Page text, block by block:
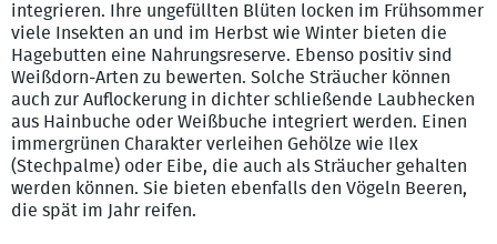
integrieren. Ihre ungefüllten Blüten locken im Frühsommer
viele Insekten an und im Herbst wie Winter bieten die
Hagebutten eine Nahrungsreserve. Ebenso positiv sind
Weißdorn-Arten zu bewerten. Solche Sträucher können
auch zur Auflockerung in dichter schließende Laubhecken
aus Hainbuche oder Weißbuche integriert werden. Einen
immergrünen Charakter verleihen Gehölze wie Ilex
(Stechpalme) oder Eibe, die auch als Sträucher gehalten
werden können. Sie bieten ebenfalls den Vögeln Beeren,
die spät im Jahr reifen.